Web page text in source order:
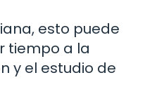
esto puede
tiempo a la
y el estudio de